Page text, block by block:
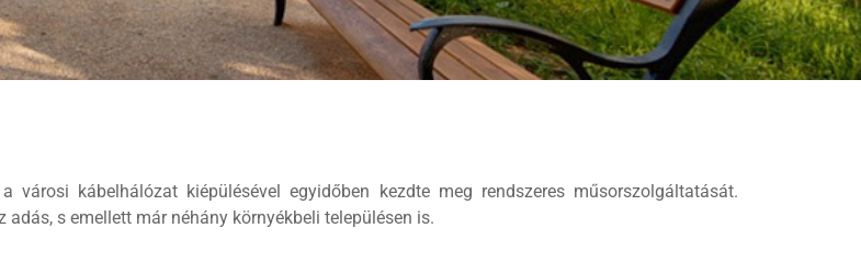
városi kábelhálózat kiépülésével egyidőben kezdte meg rendszeres műsorszolgáltatását.
s emellett már néhány környékbeli településen is.